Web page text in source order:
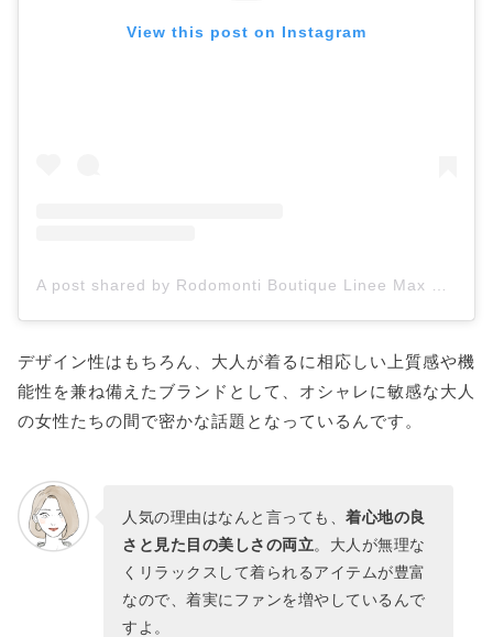
View this post on Instagram
デザイン性はもちろん、大人が着るに相応しい上質感や機
能性を兼ね備えたブランドとして、オシャレに敏感な大人
の女性たちの間で密かな話題となっているんです。
人気の理由はなんと言っても、着心地の良
さと見た目の美しさの両立。大人が無理な
くリラックスして着られるアイテムが豊富
なので、着実にファンを増やしているんで
すよ。